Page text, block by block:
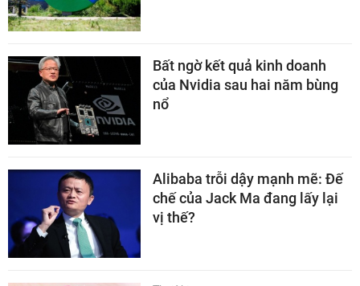
Bất ngờ kết quả kinh doanh
của Nvidia sau hai năm bùng
nổ
Alibaba trỗi dậy mạnh mẽ: Đế
chế của Jack Ma đang lấy lại
vị thế?